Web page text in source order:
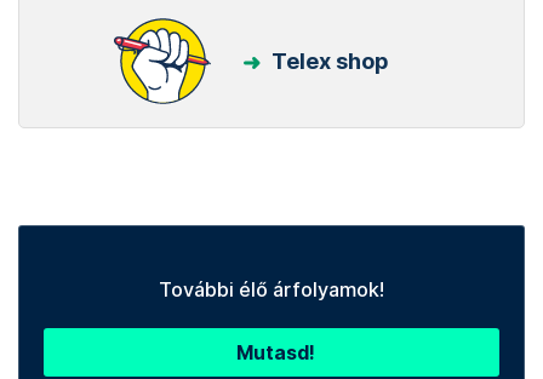
Telex shop
További élő árfolyamok!
Mutasd!